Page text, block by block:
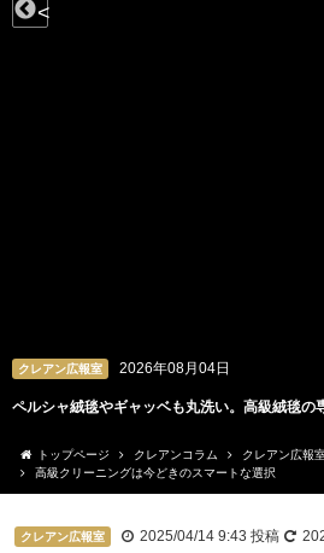
クレアン広報室 2026年08月04日
ペルシャ絨毯やギャッベも丸洗い。高級絨毯の
<
トップページ クレアンコラム
クレアン広報
高級クリーニングは今どきのスマートな選択
クレアン広報室 2025/04/14 9:43 投稿